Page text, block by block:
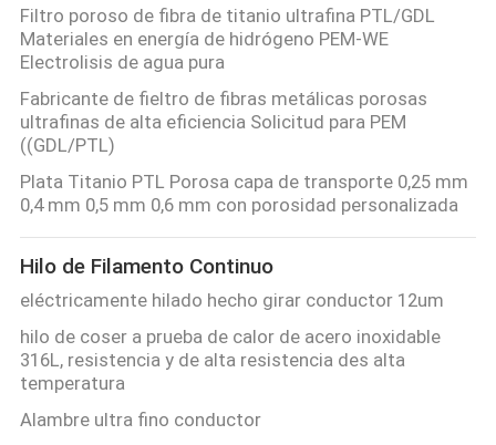
Filtro poroso de fibra de titanio ultrafina PTL/GDL
Materiales en energía de hidrógeno PEM-WE
Electrolisis de agua pura
Fabricante de fieltro de fibras metálicas porosas
ultrafinas de alta eficiencia Solicitud para PEM
((GDL/PTL)
Plata Titanio PTL Porosa capa de transporte 0,25 mm
0,4 mm 0,5 mm 0,6 mm con porosidad personalizada
Hilo de Filamento Continuo
eléctricamente hilado hecho girar conductor 12um
hilo de coser a prueba de calor de acero inoxidable
316L, resistencia y de alta resistencia des alta
temperatura
Alambre ultra fino conductor